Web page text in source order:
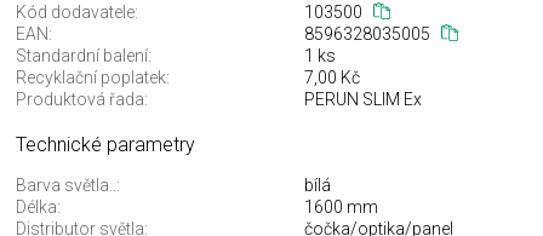
Kód dodavatele:
103500
EAN:
8596328035005
Standardní balení:
1 ks
Recyklační poplatek:
7,00 Kč
Produktová řada:
PERUN SLIM Ex
Technické parametry
Barva světla..:
bílá
Délka:
1600 mm
Distributor světla:
čočka/optika/panel